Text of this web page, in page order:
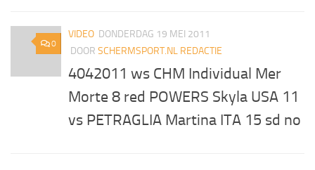
0
VIDEO DONDERDAG 19 MEI 2011
DOOR SCHERMSPORT.NL REDACTIE
4042011 ws CHM Individual Mer
Morte 8 red POWERS Skyla USA 11
vs PETRAGLIA Martina ITA 15 sd no